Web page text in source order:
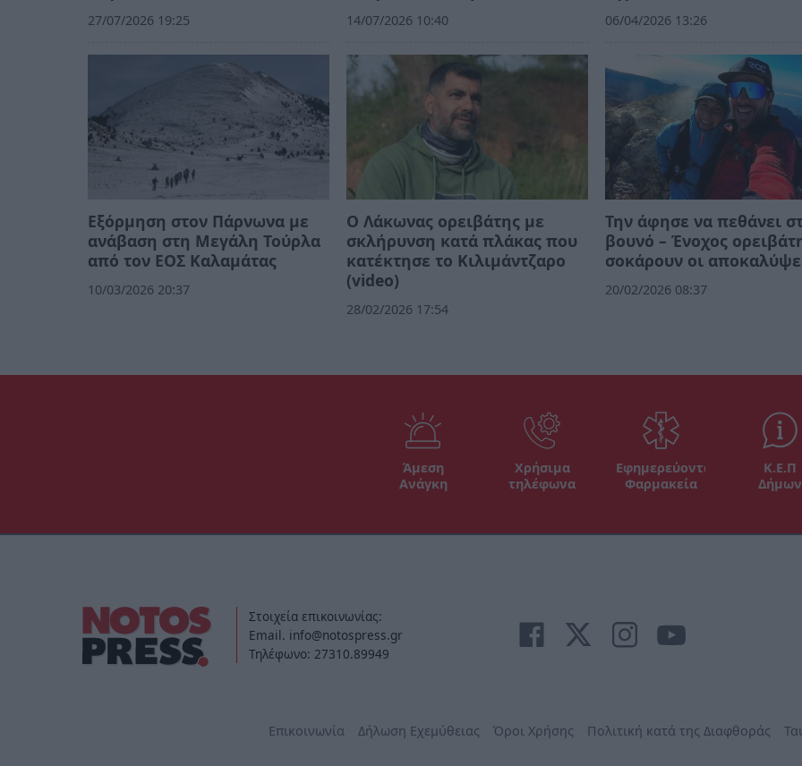
27/07/2026 19:25 14/07/2026 10:40 06/04/2026 13:26
Εξόρμηση στον Πάρνωνα με
ανάβαση στη Μεγάλη Τούρλα
από τον ΕΟΣ Καλαμάτας
10/03/2026 20:37
Ο Λάκωνας ορειβάτης με
σκλήρυνση κατά πλάκας που
κατέκτησε το Κιλιμάντζαρο
(video)
28/02/2026 17:54
Την άφησε να πεθάνει
βουνό – Ένοχος
σοκάρουν οι
20/02/2026 08:37
Άμεση
Ανάγκη
Χρήσιμα
τηλέφωνα
Εφημερεύοντα
Φαρμακεία
Κ.Ε.Π
Δήμων
Στοιχεία επικοινωνίας:
Email. info@notospress.gr
Τηλέφωνο: 27310.89949
Επικοινωνία Δήλωση Εχεμύθειας Όροι Χρήσης Πολιτική κατά της Διαφθοράς